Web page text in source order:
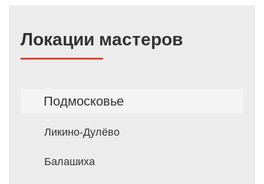
Локации мастеров
Подмосковье
Ликино-Дулёво
Балашиха